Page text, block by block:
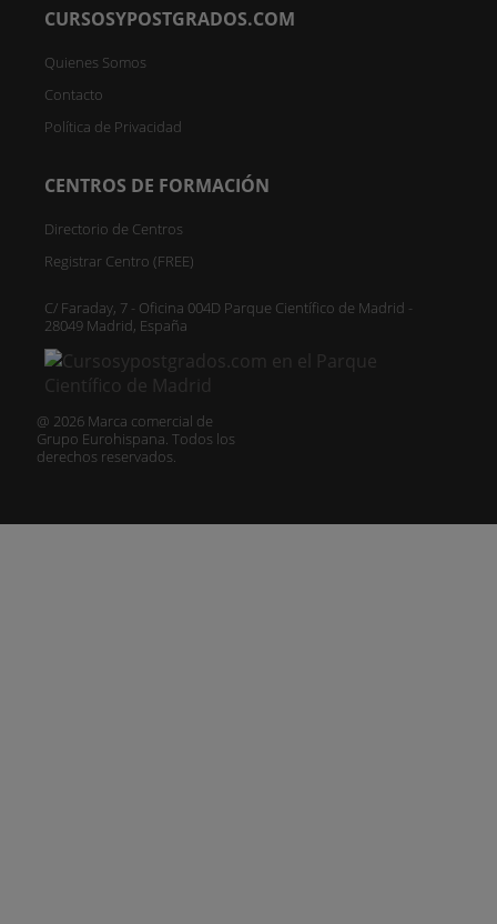
CURSOSYPOSTGRADOS.COM
Quienes Somos
Contacto
Política de Privacidad
CENTROS DE FORMACIÓN
Directorio de Centros
Registrar Centro (FREE)
C/ Faraday, 7 - Oficina 004D Parque Científico de Madrid -
28049 Madrid, España
@ 2026 Marca comercial de
Grupo Eurohispana. Todos los
derechos reservados.